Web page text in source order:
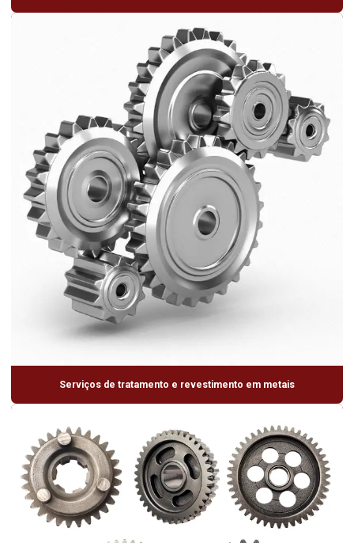
Serviços de tratamento e revestimento em metais